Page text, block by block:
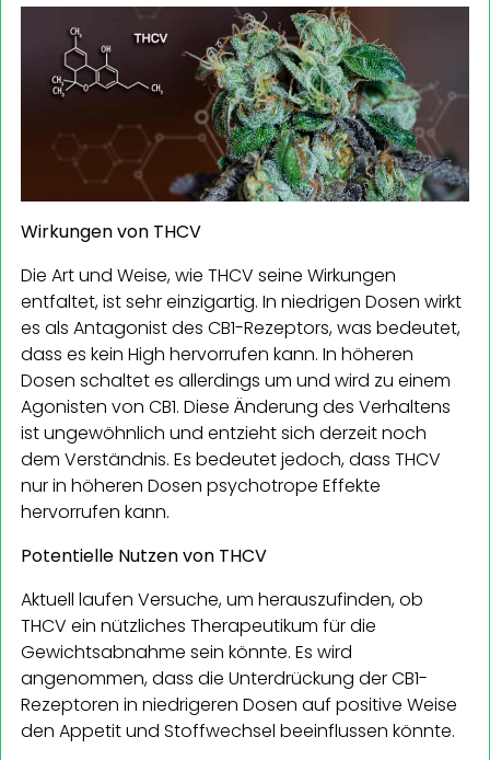
Wirkungen von THCV
Die Art und Weise, wie THCV seine Wirkungen
entfaltet, ist sehr einzigartig. In niedrigen Dosen wirkt
es als Antagonist des CB1-Rezeptors, was bedeutet,
dass es kein High hervorrufen kann. In höheren
Dosen schaltet es allerdings um und wird zu einem
Agonisten von CB1. Diese Änderung des Verhaltens
ist ungewöhnlich und entzieht sich derzeit noch
dem Verständnis. Es bedeutet jedoch, dass THCV
nur in höheren Dosen psychotrope Effekte
hervorrufen kann.
Potentielle Nutzen von THCV
Aktuell laufen Versuche, um herauszufinden, ob
THCV ein nützliches Therapeutikum für die
Gewichtsabnahme sein könnte. Es wird
angenommen, dass die Unterdrückung der CB1-
Rezeptoren in niedrigeren Dosen auf positive Weise
den Appetit und Stoffwechsel beeinflussen könnte.